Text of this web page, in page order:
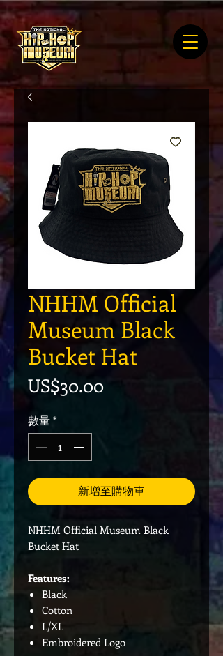
NHHM Official
Museum Black
Bucket Hat
US$30.00價格
數量*
新增至購物車
NHHM Official Museum Black
Bucket Hat
Features:
Black
Cotton
L/XL
Embroidered Logo